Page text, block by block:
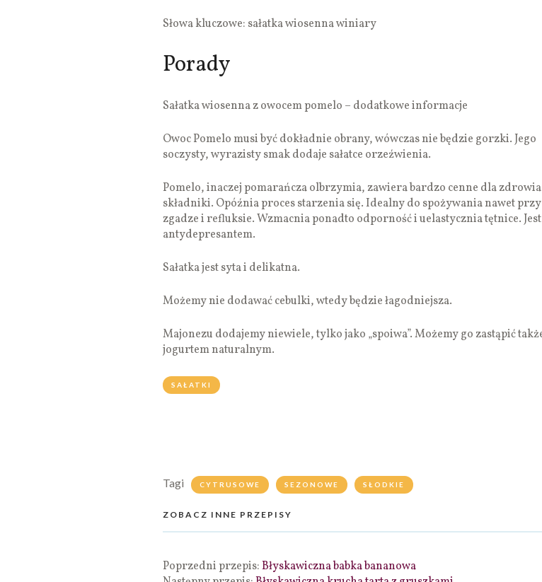
Słowa kluczowe: sałatka wiosenna winiary
Porady
Sałatka wiosenna z owocem pomelo – dodatkowe informacje
Owoc Pomelo musi być dokładnie obrany, wówczas nie będzie gorzki. Jego
soczysty, wyrazisty smak dodaje sałatce orzeźwienia.
Pomelo, inaczej pomarańcza olbrzymia, zawiera bardzo cenne dla zdrowia
składniki. Opóźnia proces starzenia się. Idealny do spożywania nawet przy
zgadze i refluksie. Wzmacnia ponadto odporność i uelastycznia tętnice. Jest
antydepresantem.
Sałatka jest syta i delikatna.
Możemy nie dodawać cebulki, wtedy będzie łagodniejsza.
Majonezu dodajemy niewiele, tylko jako „spoiwa”. Możemy go zastąpić
jogurtem naturalnym.
SAŁATKI
Tagi CYTRUSOWE SEZONOWE SŁODKIE
ZOBACZ INNE PRZEPISY
Poprzedni przepis:Błyskawiczna babka bananowa